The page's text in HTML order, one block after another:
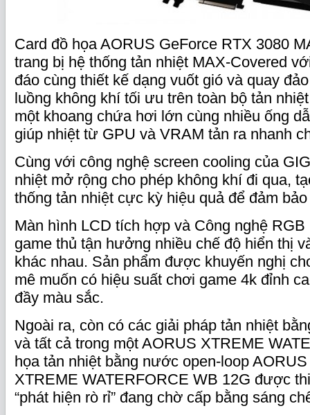
Card đồ họa AORUS GeForce RTX 3080
trang bị hệ thống tản nhiệt MAX-Covered
đáo cùng thiết kế dạng vuốt gió và quay
luồng không khí tối ưu trên toàn bộ tản
một khoang chứa hơi lớn cùng nhiều ống
giúp nhiệt từ GPU và VRAM tản ra nhanh
Cùng với công nghệ screen cooling của
nhiệt mở rộng cho phép không khí đi qua,
thống tản nhiệt cực kỳ hiệu quả để đảm
Màn hình LCD tích hợp và Công nghệ
game thủ tận hưởng nhiều chế độ hiển thị
khác nhau. Sản phẩm được khuyến nghị
mê muốn có hiệu suất chơi game 4k đỉnh
đầy màu sắc.
Ngoài ra, còn có các giải pháp tản nhiệt
và tất cả trong một AORUS XTREME
họa tản nhiệt bằng nước open-loop
XTREME WATERFORCE WB 12G được
“phát hiện rò rỉ” đang chờ cấp bằng sáng